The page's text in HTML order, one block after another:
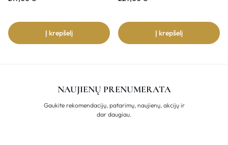
Į krepšelį Į krepšelį
NAUJIENŲ PRENUMERATA
Gaukite rekomendacijų, patarimų, naujienų, akcijų ir
dar daugiau.